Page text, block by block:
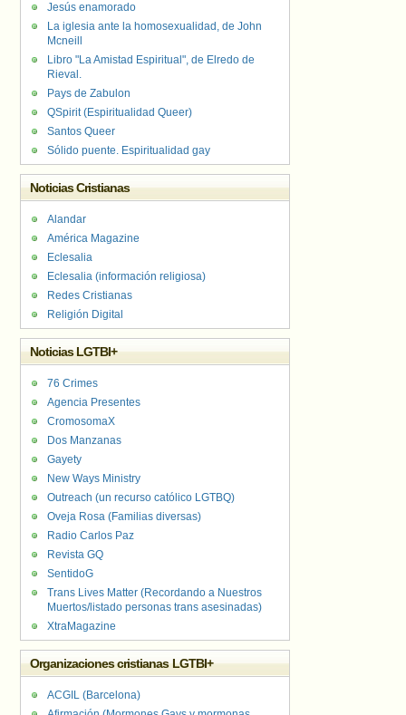
Jesús enamorado
La iglesia ante la homosexualidad, de John
Mcneill
Libro "La Amistad Espiritual", de Elredo de
Rieval.
Pays de Zabulon
QSpirit (Espiritualidad Queer)
Santos Queer
Sólido puente. Espiritualidad gay
Noticias Cristianas
Alandar
América Magazine
Eclesalia
Eclesalia (información religiosa)
Redes Cristianas
Religión Digital
Noticias LGTBI+
76 Crimes
Agencia Presentes
CromosomaX
Dos Manzanas
Gayety
New Ways Ministry
Outreach (un recurso católico LGTBQ)
Oveja Rosa (Familias diversas)
Radio Carlos Paz
Revista GQ
SentidoG
Trans Lives Matter (Recordando a Nuestros
Muertos/listado personas trans asesinadas)
XtraMagazine
Organizaciones cristianas LGTBI+
ACGIL (Barcelona)